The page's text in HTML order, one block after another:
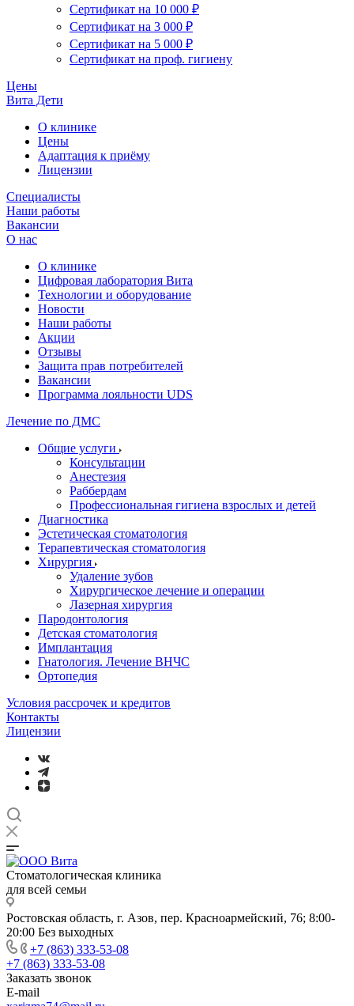
Сертификат на 10 000 ₽
Сертификат на 3 000 ₽
Сертификат на 5 000 ₽
Сертификат на проф. гигиену
Цены
Вита Дети
О клинике
Цены
Адаптация к приёму
Лицензии
Специалисты
Наши работы
Вакансии
О нас
О клинике
Цифровая лаборатория Вита
Технологии и оборудование
Новости
Наши работы
Акции
Отзывы
Защита прав потребителей
Вакансии
Программа лояльности UDS
Лечение по ДМС
Общие услуги
Консультации
Анестезия
Раббердам
Профессиональная гигиена взрослых и детей
Диагностика
Эстетическая стоматология
Терапевтическая стоматология
Хирургия
Удаление зубов
Хирургическое лечение и операции
Лазерная хирургия
Пародонтология
Детская стоматология
Имплантация
Гнатология. Лечение ВНЧС
Ортопедия
Условия рассрочек и кредитов
Контакты
Лицензии
Стоматологическая клиника
для всей семьи
Ростовская область, г. Азов, пер. Красноармейский, 76; 8:00-
20:00 Без выходных
+7 (863) 333-53-08
+7 (863) 333-53-08
Заказать звонок
E-mail